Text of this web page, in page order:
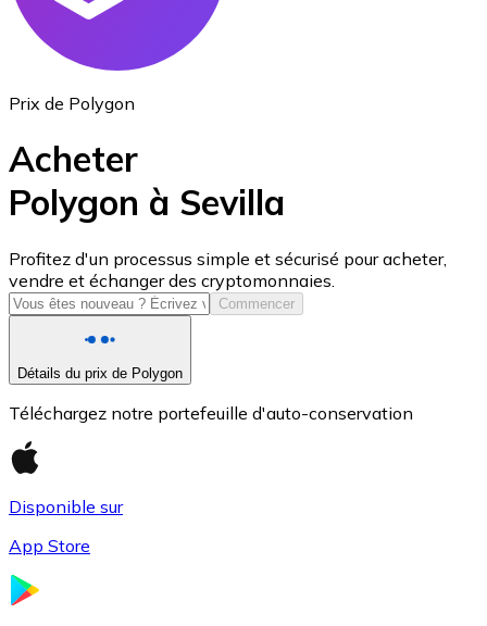
USD Coin
USDC
Prix de Polygon
Acheter
Polygon à Sevilla
Profitez d'un processus simple et sécurisé pour acheter,
vendre et échanger des cryptomonnaies.
Commencer
Détails du prix de Polygon
Téléchargez notre portefeuille d'auto-conservation
Disponible sur
App Store